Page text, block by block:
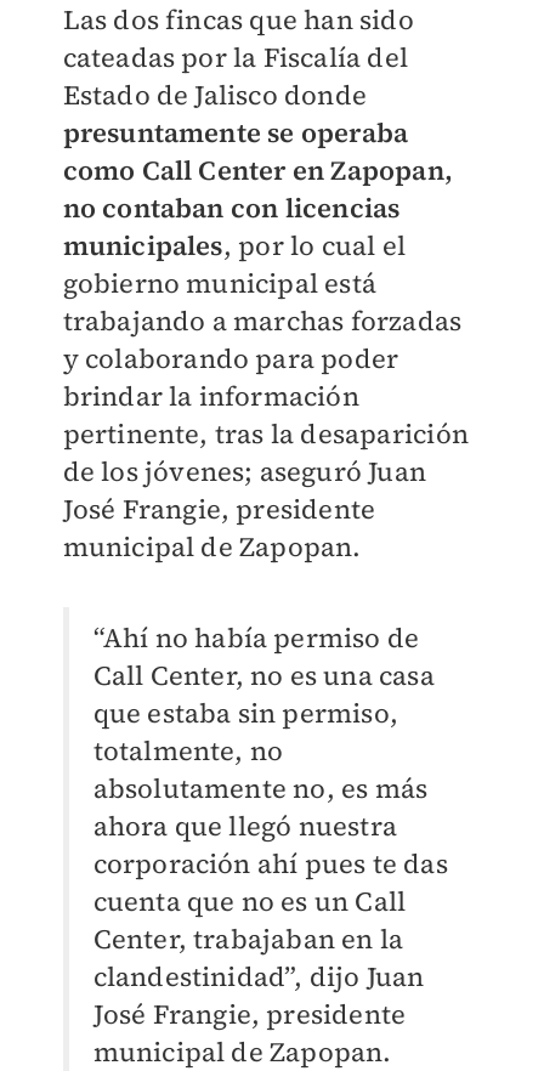
Las dos fincas que han sido
cateadas por la Fiscalía del
Estado de Jalisco donde
presuntamente se operaba
como Call Center en Zapopan,
no contaban con licencias
municipales, por lo cual el
gobierno municipal está
trabajando a marchas forzadas
y colaborando para poder
brindar la información
pertinente, tras la desaparición
de los jóvenes; aseguró Juan
José Frangie, presidente
municipal de Zapopan.
“Ahí no había permiso de
Call Center, no es una casa
que estaba sin permiso,
totalmente, no
absolutamente no, es más
ahora que llegó nuestra
corporación ahí pues te das
cuenta que no es un Call
Center, trabajaban en la
clandestinidad”, dijo Juan
José Frangie, presidente
municipal de Zapopan.